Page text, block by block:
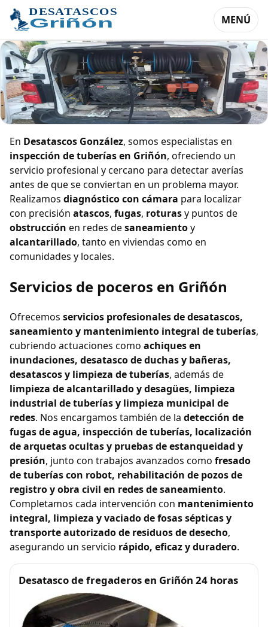
MENÚ
Inspección de tuberías en Griñón
En Desatascos González, somos especialistas en
inspección de tuberías en Griñón, ofreciendo un
servicio profesional y cercano para detectar averías
antes de que se conviertan en un problema mayor.
Realizamos diagnóstico con cámara para localizar
con precisión atascos, fugas, roturasy puntos de
obstrucción en redes desaneamientoy
alcantarillado, tanto en viviendas como en
comunidades y locales.
Servicios de poceros en Griñón
Ofrecemos servicios profesionales de desatascos,
saneamiento y mantenimiento integral de tuberías,
cubriendo actuaciones como achiques en
inundaciones, desatasco de duchas y bañeras,
desatascos y limpieza de tuberías, además de
limpieza de alcantarillado y desagües, limpieza
industrial de tuberías y limpieza municipal de
redes. Nos encargamos también de la detección de
fugas de agua, inspección de tuberías, localización
de arquetas ocultas y pruebas de estanqueidad y
presión, junto con trabajos avanzados como fresado
de tuberías con robot, rehabilitación de pozos de
registro y obra civil en redes de saneamiento.
Completamos cada intervención con mantenimiento
integral, limpieza y vaciado de fosas sépticas y
transporte autorizado de residuos de desecho,
asegurando un servicio rápido, eficaz y duradero.
Desatasco de fregaderos en Griñón 24 horas